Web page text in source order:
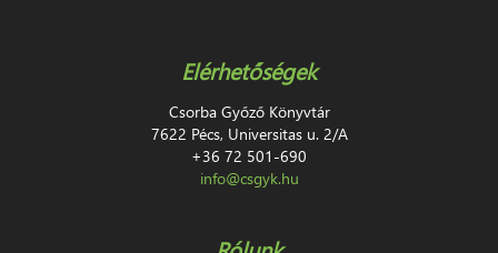
Elérhetőségek
Csorba Győző Könyvtár
7622 Pécs, Universitas u. 2/A
+36 72 501-690
info@csgyk.hu